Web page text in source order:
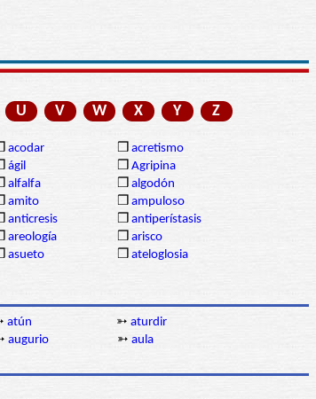
U V W X Y Z
acodar ❒ acretismo
ágil ❒ Agripina
alfalfa ❒ algodón
amito ❒ ampuloso
anticresis ❒ antiperístasis
areología ❒ arisco
asueto ❒ ateloglosia
atún ➳ aturdir
augurio ➳ aula